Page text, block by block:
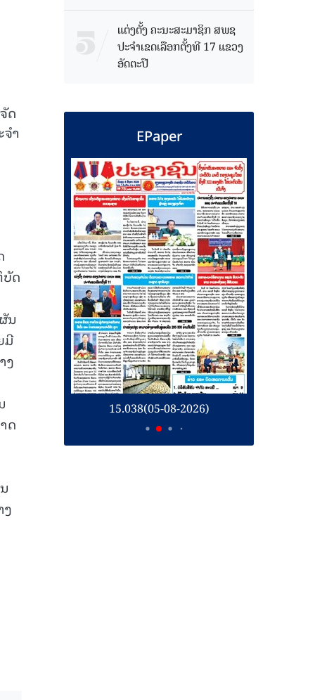
ດ
ຳ
ບັດ
ນ
ມີ
ງ
ດ
ແຕ່ງຕັ້ງ ຄະນະສະມາຊິກ ສພຊ
ປະຈຳເຂດເລືອກຕັ້ງທີ 17 ແຂວງ
ອັດຕະປື
EPaper
15.038(05-08-2026)